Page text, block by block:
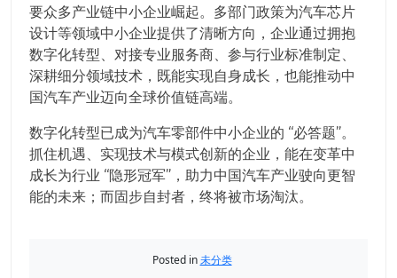
要众多产业链中小企业崛起。多部门政策为汽车芯片
设计等领域中小企业提供了清晰方向，企业通过拥抱
数字化转型、对接专业服务商、参与行业标准制定、
深耕细分领域技术，既能实现自身成长，也能推动中
国汽车产业迈向全球价值链高端。
数字化转型已成为汽车零部件中小企业的 “必答题”。
抓住机遇、实现技术与模式创新的企业，能在变革中
成长为行业 “隐形冠军”，助力中国汽车产业驶向更智
能的未来；而固步自封者，终将被市场淘汰。
Posted in未分类